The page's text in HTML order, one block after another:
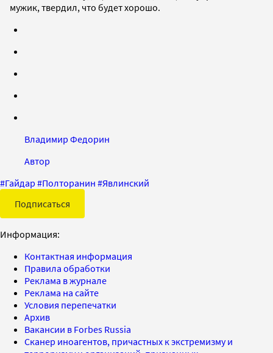
мужик, твердил, что будет хорошо.
Владимир Федорин
Автор
#Гайдар #Полторанин #Явлинский
Подписаться
Информация:
Контактная информация
Правила обработки
Реклама в журнале
Реклама на сайте
Условия перепечатки
Архив
Вакансии в Forbes Russia
Сканер иноагентов, причастных к экстремизму и